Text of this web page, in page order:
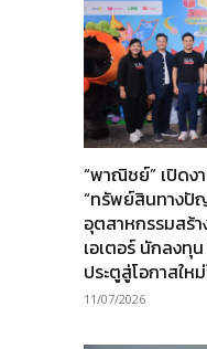
“พาณิชย์” เปิดง
“ทรัพย์สินทางปั
อุตสาหกรรมสร้
เอเตอร์ นักลงทุ
ประตูสู่โอกาสให
11/07/2026